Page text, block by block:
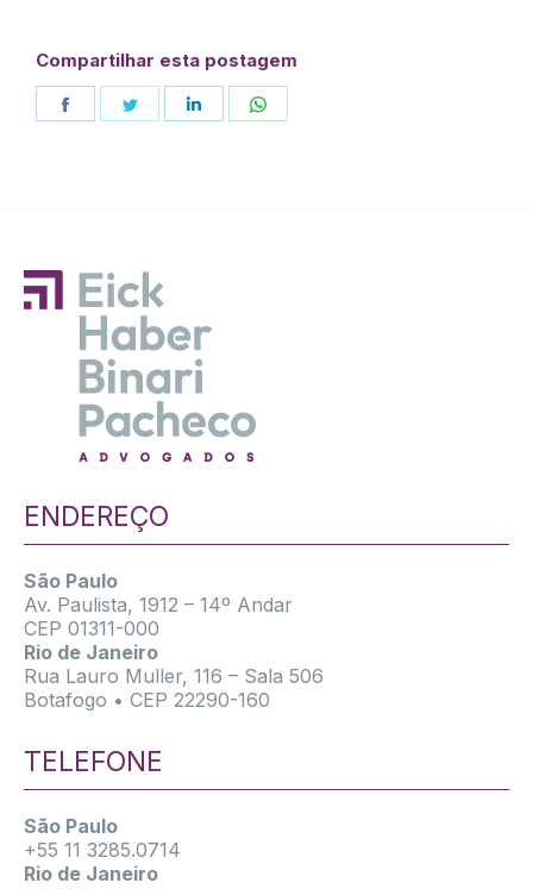
Compartilhar esta postagem
Share
Share
Share
ENDEREÇO
São Paulo
Av. Paulista, 1912 – 14º Andar
CEP 01311-000
Rio de Janeiro
Rua Lauro Muller, 116 – Sala 506
Botafogo • CEP 22290-160
TELEFONE
São Paulo
+55 11 3285.0714
Rio de Janeiro